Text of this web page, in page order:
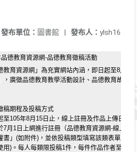
發布人： ylsh16
發布單位： 圖書館 |
品德教育資源網-品德教育徵稿活動
教育資源網」為充實網站內涵，即日起至8月
，廣徵品德教育教學活動設計、品德教育故事
稿期程及投稿方式
至105年8月15日止，線上註冊及作品上傳日期
7月1日上網進行註冊（品德教育資源網-線上投
書」(如附件)，並依投稿類型填寫該類表單並
用)。每人每類限投稿1件，每件作品作者至多2